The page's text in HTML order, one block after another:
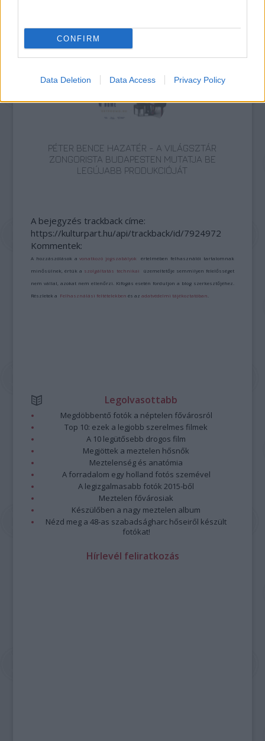
CONFIRM
Data Deletion Data Access Privacy Policy
KÉZMŰVES MESTERSÉGEK TALÁLKOZÓJA A
MAROSVÁSÁRHELYI VÁRBAN
PÉTER BENCE HAZATÉR - A VILÁGSZTÁR
ZONGORISTA BUDAPESTEN MUTATJA BE
LEGÚJABB PRODUKCIÓJÁT
A bejegyzés trackback címe:
https://kulturpart.hu/api/trackback/id/7924972
Kommentek:
A hozzászólások avonatkozó jogszabályok értelmében felhasználói tartalomnak
minősülnek, értük a szolgáltatás technikai üzemeltetője semmilyen felelősséget
nem vállal, azokat nem ellenőrzi. Kifogás esetén forduljon a blog szerkesztőjéhez.
Részletek a Felhasználási feltételekben és azadatvédelmi tájékoztatóban
Legolvasottabb
Megdöbbentő fotók a néptelen fővárosról
Top 10: ezek a legjobb szerelmes filmek
A 10 legütősebb drogos film
Megjöttek a meztelen hősnők
Meztelenség és anatómia
A forradalom egy holland fotós szemével
A legizgalmasabb fotók 2015-ből
Meztelen fővárosiak
Készülőben a nagy meztelen album
Nézd meg a 48-as szabadságharc hőseiről készült
fotókat!
Hírlevél feliratkozás